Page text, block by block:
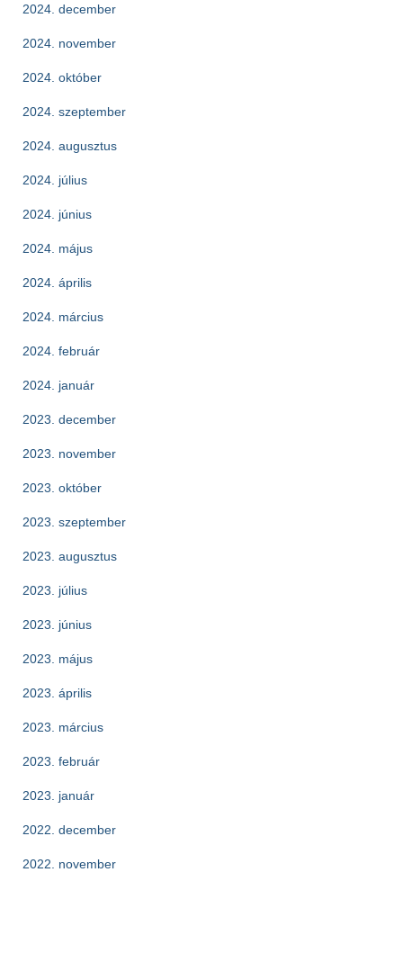
2024. december
2024. november
2024. október
2024. szeptember
2024. augusztus
2024. július
2024. június
2024. május
2024. április
2024. március
2024. február
2024. január
2023. december
2023. november
2023. október
2023. szeptember
2023. augusztus
2023. július
2023. június
2023. május
2023. április
2023. március
2023. február
2023. január
2022. december
2022. november